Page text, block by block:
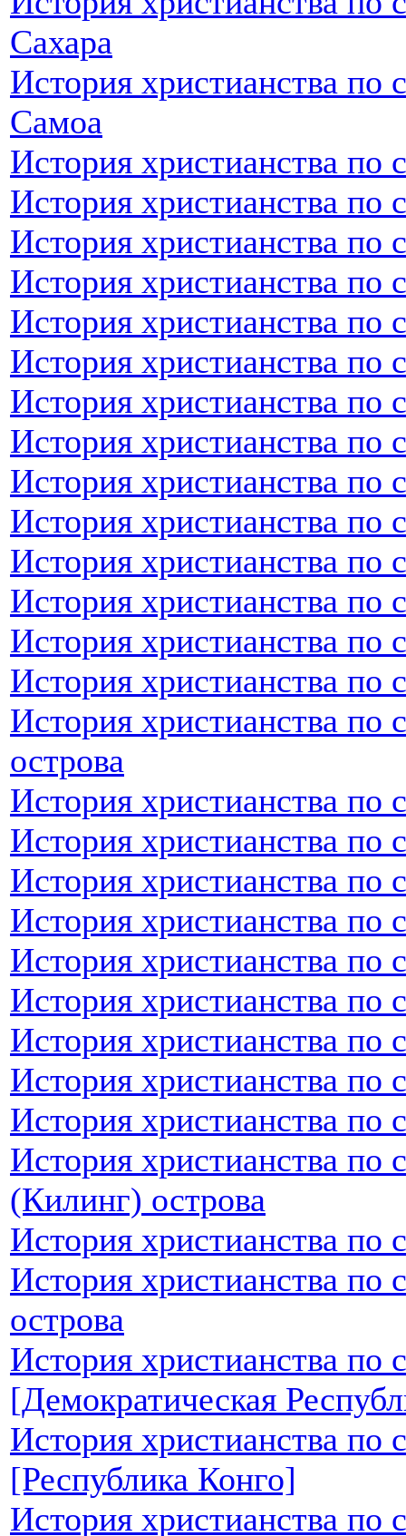
Сахара
История христианства по
Самоа
История христианства по
История христианства по
История христианства
История христианства по
История христианства по
История христианства по
История христианства
История христианства по
История христианства по
История христианства по
История христианства по
История христианства
История христианства по
История христианства по
История христианства
острова
История христианства по
История христианства
История христианства по
История христианства по
История христианства по
История христианства
История христианства по
История христианства по
История христианства по
История христианства по
(Килинг) острова
История христианства по
История христианства по
острова
История христианства по
[Демократическая
История христианства по
[Республика Конго]
История христианства по